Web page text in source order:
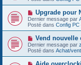
e
s
s
g
e
v
e
a
u
m
e
s
s
a
g
N
o
u
v
e
u
m
e
s
Upgrade pour
Dernier message par
Posté dans Config
N
o
u
v
Vend nouvelle
Dernier message par
Posté dans Achat/
N
Aide